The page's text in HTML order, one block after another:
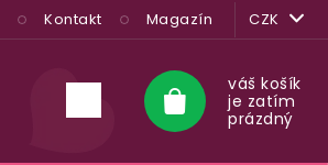
Kontakt Magazín CZK
Nákupní
košík
váš košík
je zatím
prázdný